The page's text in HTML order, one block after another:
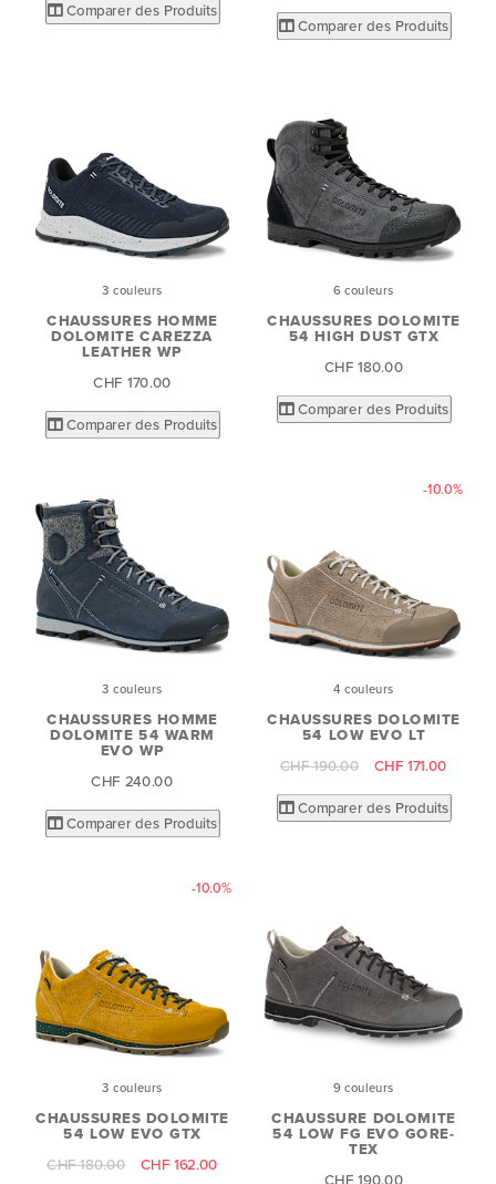
Comparer des Produits
Comparer des Produits
3 couleurs
CHAUSSURES HOMME
DOLOMITE CAREZZA
LEATHER WP
CHF 170.00
Comparer des Produits
6 couleurs
CHAUSSURES DOLOMITE
54 HIGH DUST GTX
CHF 180.00
Comparer des Produits
3 couleurs
CHAUSSURES HOMME
DOLOMITE 54 WARM
EVO WP
CHF 240.00
Comparer des Produits
-10.0%
4 couleurs
CHAUSSURES DOLOMITE
54 LOW EVO LT
CHF 190.00 CHF 171.00
Comparer des Produits
-10.0%
3 couleurs
CHAUSSURES DOLOMITE
54 LOW EVO GTX
CHF 180.00 CHF 162.00
9 couleurs
CHAUSSURE DOLOMITE
54 LOW FG EVO GORE-
TEX
CHF 190.00